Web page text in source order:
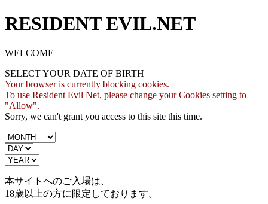
RESIDENT EVIL.NET
WELCOME
SELECT YOUR DATE OF BIRTH
Your browser is currently blocking cookies.
To use Resident Evil Net, please change your Cookies setting to
"Allow".
Sorry, we can't grant you access to this site this time.
本サイトへのご入場は、
18歳以上の方に限定しております。